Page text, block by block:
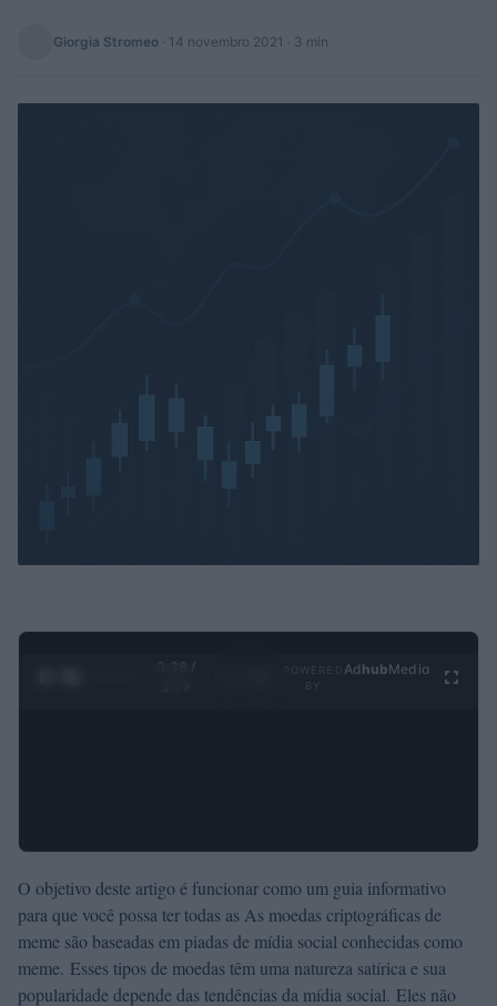
Giorgia Stromeo · 14 novembro 2021 · 3 min
0:29 /
Ad hubMedia
O objetivo deste artigo é funcionar como um guia informativo
para que você possa ter todas as As moedas criptográficas de
meme são baseadas em piadas de mídia social conhecidas como
meme. Esses tipos de moedas têm uma natureza satírica e sua
popularidade depende das tendências da mídia social. Eles não